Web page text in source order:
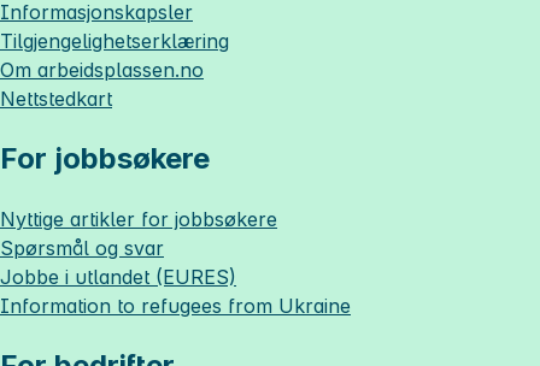
Informasjonskapsler
Tilgjengelighetserklæring
Om arbeidsplassen.no
Nettstedkart
For jobbsøkere
Nyttige artikler for jobbsøkere
Spørsmål og svar
Jobbe i utlandet (EURES)
Information to refugees from Ukraine